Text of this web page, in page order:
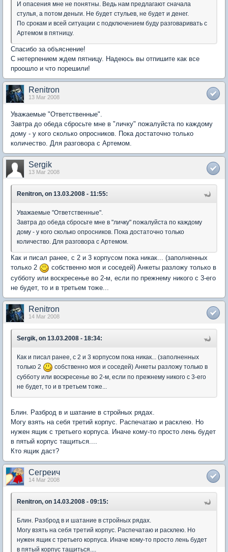
И опасения мне не понятны. Ведь нам предлагают сначала
стулья, а потом деньги. Не будет стульев, не будет и денег.
По срокам и всей ситуации с подключением буду разговаривать с
Артемом в пятницу.
Спасибо за объяснение!
С нетерпением ждем пятницу. Надеюсь вы отпишите как все
проошло и что порешили!
Renitron
13 Mar 2008
Уважаемые "Ответственные".
Завтра до обеда сбросьте мне в "личку" пожалуйста по каждому
дому - у кого сколько опросников. Пока достаточно только
количество. Для разговора с Артемом.
Sergik
13 Mar 2008
Renitron, on 13.03.2008 - 11:55:
Уважаемые "Ответственные".
Завтра до обеда сбросьте мне в "личку" пожалуйста по каждому
дому - у кого сколько опросников. Пока достаточно только
количество. Для разговора с Артемом.
Как и писал ранее, с 2 и 3 корпусом пока никак... (заполненных
только 2
собственно моя и соседей) Анкеты разложу только в
субботу или воскресенье во 2-м, если по прежнему никого с 3-его
не будет, то и в третьем тоже...
Renitron
14 Mar 2008
Sergik, on 13.03.2008 - 18:34:
Как и писал ранее, с 2 и 3 корпусом пока никак... (заполненных
только 2
собственно моя и соседей) Анкеты разложу только в
субботу или воскресенье во 2-м, если по прежнему никого с 3-его
не будет, то и в третьем тоже...
Блин. Разброд в и шатание в стройных рядах.
Могу взять на себя третий корпус. Распечатаю и расклею. Но
нужен ящик с третьего корпуса. Иначе кому-то просто лень будет
в пятый корпус тащиться....
Кто ящик даст?
Сегреич
14 Mar 2008
Renitron, on 14.03.2008 - 09:15:
Блин. Разброд в и шатание в стройных рядах.
Могу взять на себя третий корпус. Распечатаю и расклею. Но
нужен ящик с третьего корпуса. Иначе кому-то просто лень будет
в пятый корпус тащиться....